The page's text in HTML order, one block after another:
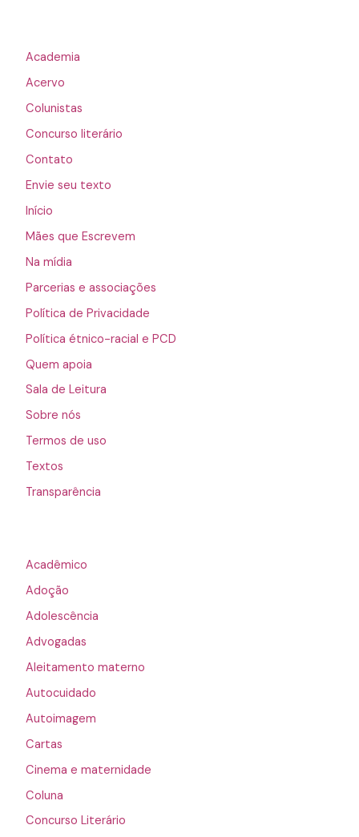
Academia
Acervo
Colunistas
Concurso literário
Contato
Envie seu texto
Início
Mães que Escrevem
Na mídia
Parcerias e associações
Política de Privacidade
Política étnico-racial e PCD
Quem apoia
Sala de Leitura
Sobre nós
Termos de uso
Textos
Transparência
Acadêmico
Adoção
Adolescência
Advogadas
Aleitamento materno
Autocuidado
Autoimagem
Cartas
Cinema e maternidade
Coluna
Concurso Literário